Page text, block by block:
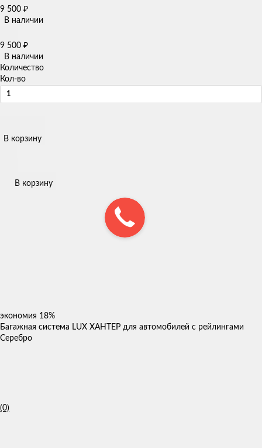
9 500 ₽
В наличии
9 500 ₽
В наличии
Количество
Кол-во
В корзину
В корзину
экономия 18%
Багажная система LUX ХАНТЕР для автомобилей с рейлингами
Серебро
(0)